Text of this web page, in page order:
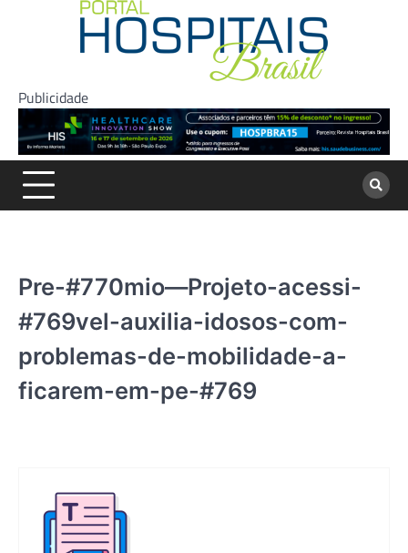
Publicidade
Pre-#770mio—Projeto-acessi-
#769vel-auxilia-idosos-com-
problemas-de-mobilidade-a-
ficarem-em-pe-#769